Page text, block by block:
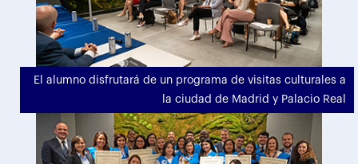
El alumno disfrutará de un programa de visitas culturales a
la ciudad de Madrid y Palacio Real